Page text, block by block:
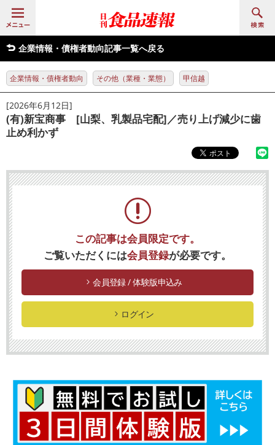
企業情報・債権者動向記事一覧へ戻る
企業情報・債権者動向 その他（業種・業態） 甲信越
[2026年6月12日]
(有)新宝商事 [山梨、乳製品宅配]／売り上げ減少に歯
止め利かず
この記事は会員限定です。
ご覧いただくには会員登録が必要です。
会員登録 / 体験版申込み
ログイン